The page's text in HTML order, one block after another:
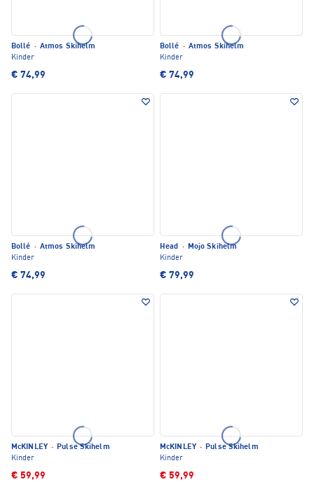
Bollé · Atmos Skihelm
Kinder
€ 74,99
Bollé · Atmos Skihelm
Kinder
€ 74,99
Bollé · Atmos Skihelm
Kinder
€ 74,99
Head · Mojo Skihelm
Kinder
€ 79,99
McKINLEY · Pulse Skihelm
Kinder
€ 59,99
McKINLEY · Pulse Skihelm
Kinder
€ 59,99